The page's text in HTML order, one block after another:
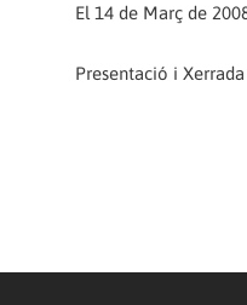
El 14 de Març de
Presentació i